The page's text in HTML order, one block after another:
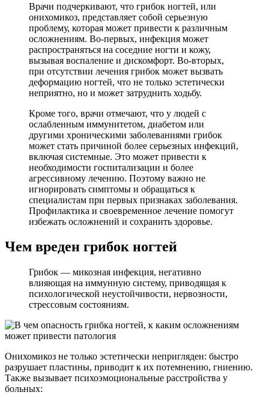
Врачи подчеркивают, что грибок ногтей, или
онихомикоз, представляет собой серьезную
проблему, которая может привести к различным
осложнениям. Во-первых, инфекция может
распространяться на соседние ногти и кожу,
вызывая воспаление и дискомфорт. Во-вторых,
при отсутствии лечения грибок может вызвать
деформацию ногтей, что не только эстетически
неприятно, но и может затруднить ходьбу.
Кроме того, врачи отмечают, что у людей с
ослабленным иммунитетом, диабетом или
другими хроническими заболеваниями грибок
может стать причиной более серьезных инфекций,
включая системные. Это может привести к
необходимости госпитализации и более
агрессивному лечению. Поэтому важно не
игнорировать симптомы и обращаться к
специалистам при первых признаках заболевания.
Профилактика и своевременное лечение помогут
избежать осложнений и сохранить здоровье.
Чем вреден грибок ногтей
Грибок — микозная инфекция, негативно
влияющая на иммунную систему, приводящая к
психологической неустойчивости, нервозности,
стрессовым состояниям.
Онихомикоз не только эстетически непригляден: быстро
разрушает пластины, приводит к их потемнению, гниению.
Также вызывает психоэмоциональные расстройства у
больных: